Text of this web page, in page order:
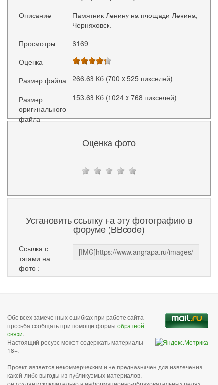
Описание
Памятник Ленину на площади Ленина,
Черняховск.
Просмотры
6169
Оценка
Размер файла
266.63 Кб (700 x 525 пикселей)
Размер
оригинального
файла
153.63 Кб (1024 x 768 пикселей)
Оценка фото
Установить ссылку на эту фотографию в
форуме (BBcode)
Ссылка с
тэгами на
фото :
Обо всех замеченных ошибках при работе сайта
просьба сообщать при помощи формы обратной
связи.
Настоящий ресурс может содержать материалы
18+.
Проект является некоммерческим и не предназначен для извлечения
какой-либо выгоды из публикуемых материалов,